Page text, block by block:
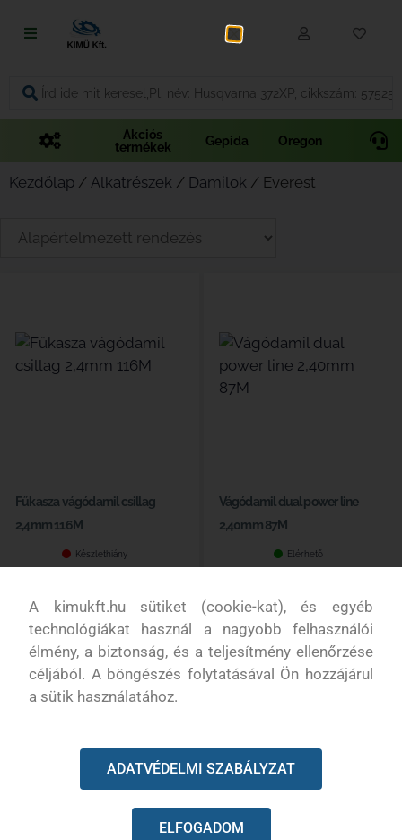
Akkumulátoros termékek
Alkatrészek
Tartozékok és kiegészítők
Akciós
termékek
Gepida Oregon
Kezdőlap / Alkatrészek / Damilok / Everest
Fűkasza vágódamil csillag
2,4mm 116M
Készlethiány
2 800Ft
Részletek
Vágódamil dual power line
2,40mm 87M
Elérhető
3 980Ft
Kosárba
A kimukft.hu sütiket (cookie-kat), és egyéb
technológiákat használ a nagyobb felhasználói
élmény, a biztonság, és a teljesítmény ellenőrzése
céljából. A böngészés folytatásával Ön hozzájárul
a sütik használatához.
ADATVÉDELMI SZABÁLYZAT
ELFOGADOM